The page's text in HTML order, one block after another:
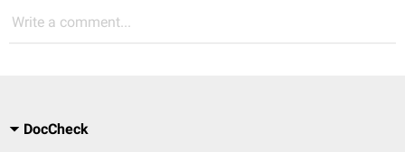
Write a comment...
DocCheck